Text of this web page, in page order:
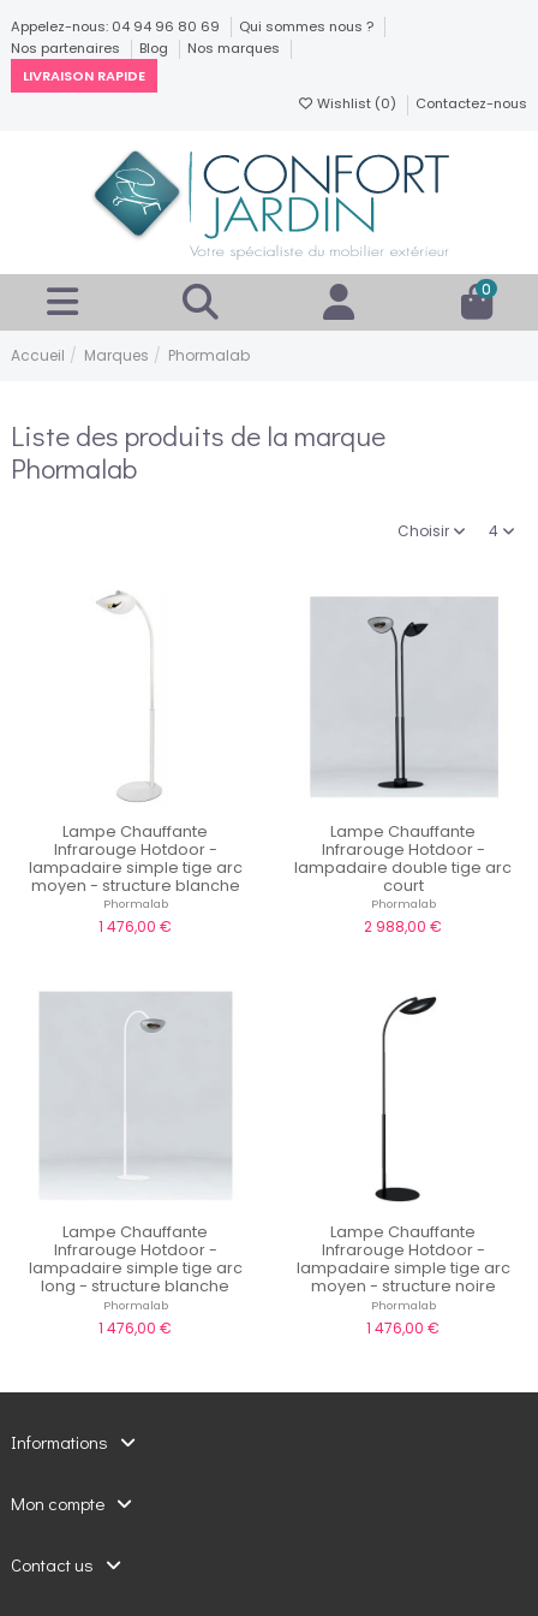
Appelez-nous: 04 94 96 80 69
Qui sommes nous ?
Nos partenaires
Blog
Nos marques
LIVRAISON RAPIDE
Wishlist (0) Contactez-nous
0
Accueil Marques Phormalab
Liste des produits de la marque
Phormalab
Choisir 4
Lampe Chauffante
Infrarouge Hotdoor -
lampadaire simple tige arc
moyen - structure blanche
Phormalab
1 476,00 €
Lampe Chauffante
Infrarouge Hotdoor -
lampadaire double tige arc
court
Phormalab
2 988,00 €
Lampe Chauffante
Infrarouge Hotdoor -
lampadaire simple tige arc
long - structure blanche
Phormalab
1 476,00 €
Lampe Chauffante
Infrarouge Hotdoor -
lampadaire simple tige arc
moyen - structure noire
Phormalab
1 476,00 €
Informations
Mon compte
Contact us